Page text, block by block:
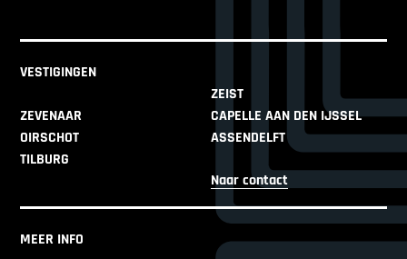
VESTIGINGEN
ZEIST
ZEVENAAR
CAPELLE AAN DEN IJSSEL
OIRSCHOT
ASSENDELFT
TILBURG
Naar contact
MEER INFO